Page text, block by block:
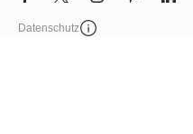
Datenschutz